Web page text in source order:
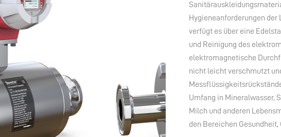
Hygieneanforderungen
verfügt es über eine
und Reinigung des
elektromagnetische
nicht leicht verschmutzt
Umfang in Mineralwasser,
Milch und anderen
den Bereichen